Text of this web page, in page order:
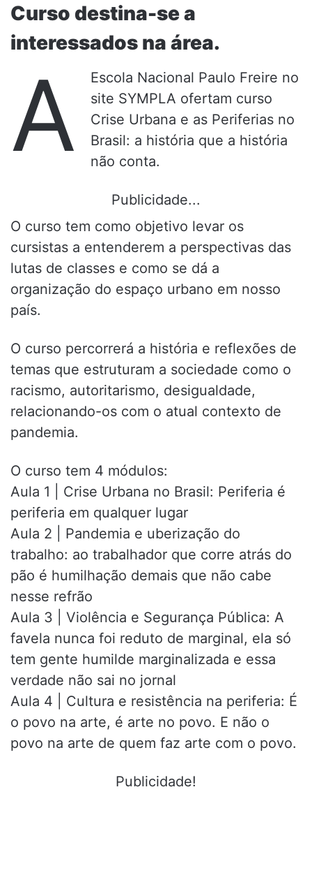
Curso destina-se a
interessados na área.
A
Escola Nacional Paulo Freire no
site SYMPLA ofertam curso
Crise Urbana e as Periferias no
Brasil: a história que a história
não conta.
Publicidade...
O curso tem como objetivo levar os
cursistas a entenderem a perspectivas das
lutas de classes e como se dá a
organização do espaço urbano em nosso
país.
O curso percorrerá a história e reflexões de
temas que estruturam a sociedade como o
racismo, autoritarismo, desigualdade,
relacionando-os com o atual contexto de
pandemia.
O curso tem 4 módulos:
Aula 1 | Crise Urbana no Brasil: Periferia é
periferia em qualquer lugar
Aula 2 | Pandemia e uberização do
trabalho: ao trabalhador que corre atrás do
pão é humilhação demais que não cabe
nesse refrão
Aula 3 | Violência e Segurança Pública: A
favela nunca foi reduto de marginal, ela só
tem gente humilde marginalizada e essa
verdade não sai no jornal
Aula 4 | Cultura e resistência na periferia: É
o povo na arte, é arte no povo. E não o
povo na arte de quem faz arte com o povo.
Publicidade!